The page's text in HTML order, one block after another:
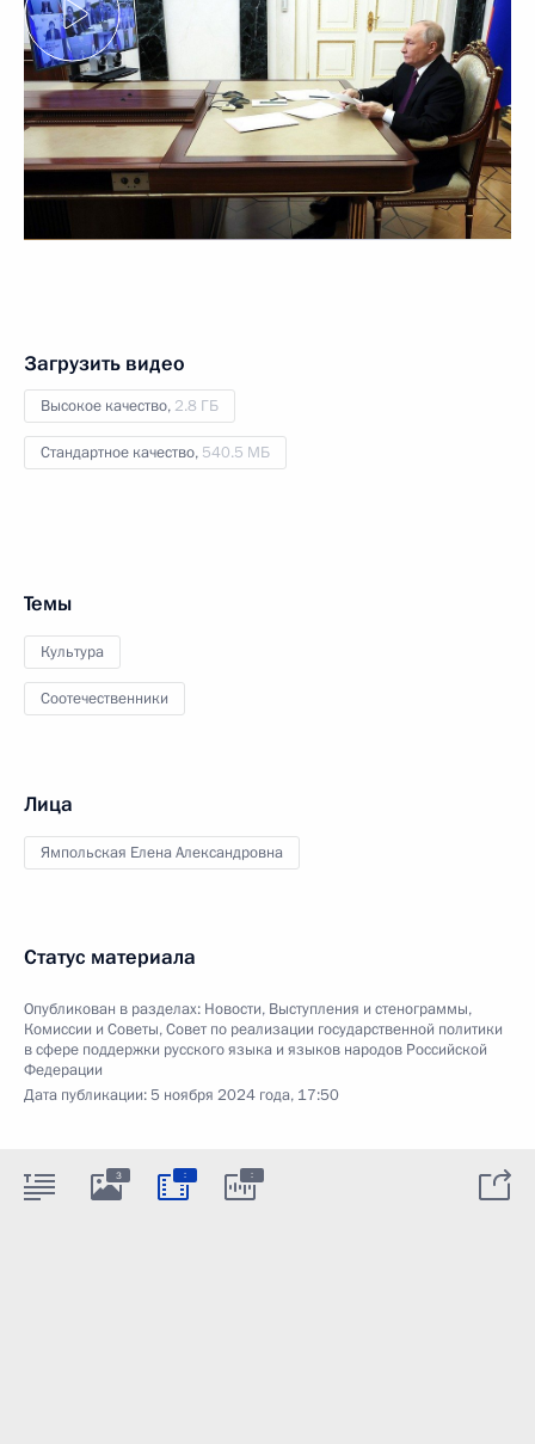
Загрузить видео
Высокое качество, 2.8 ГБ
Стандартное качество, 540.5 МБ
Темы
Культура
Соотечественники
Лица
Ямпольская Елена Александровна
Статус материала
Опубликован в разделах: Новости, Выступления и стенограммы,
Комиссии и Советы,Совет по реализации государственной политики
в сфере поддержки русского языка и языков народов Российской
Федерации
Дата публикации:5 ноября 2024 года, 17:50
3 : :